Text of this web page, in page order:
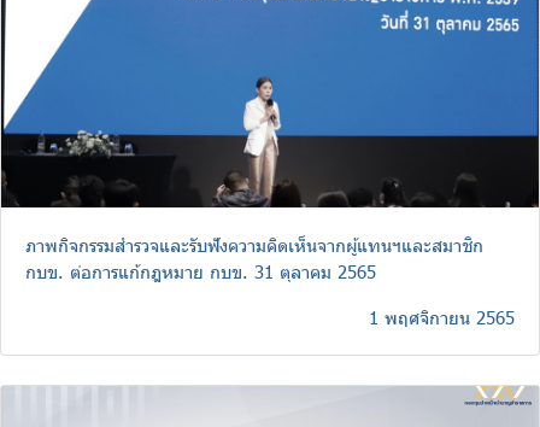
ภาพกิจกรรมสำรวจและรับฟังความคิดเห็นจากผู้แทนฯและสมาชิก
กบข. ต่อการแก้กฎหมาย กบข. 31 ตุลาคม 2565
1 พฤศจิกายน 2565